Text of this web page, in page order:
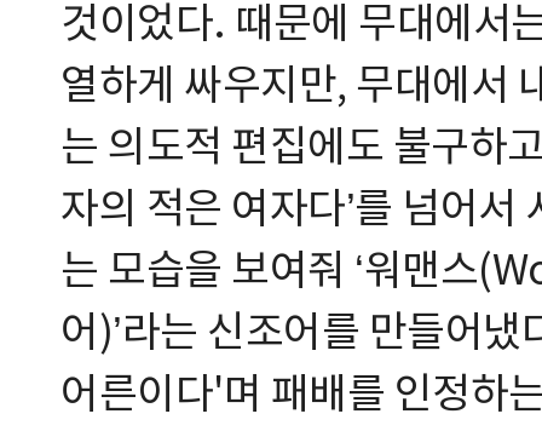
것이었다. 때문에 무대에서
열하게 싸우지만, 무대에서
는 의도적 편집에도 불구하
자의 적은 여자다’를 넘어
는 모습을 보여줘 ‘워맨스
어)’라는 신조어를 만들어
어른이다'며 패배를 인정하